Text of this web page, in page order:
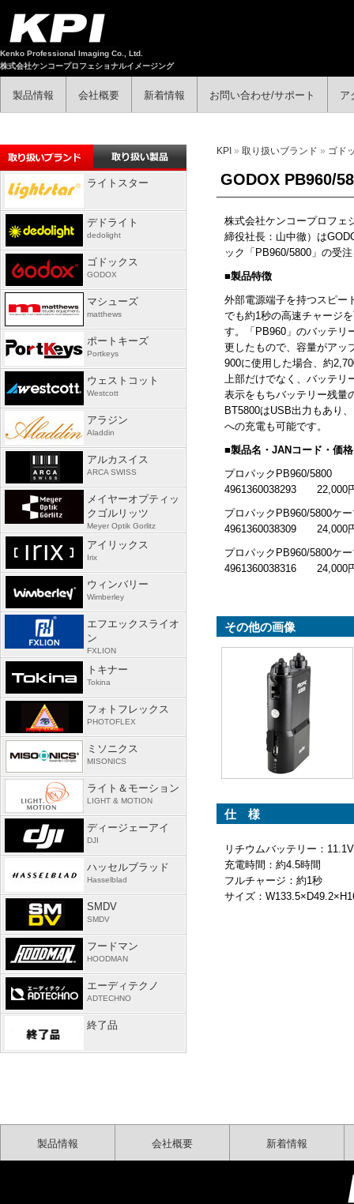
Kenko Professional Imaging Co., Ltd.
株式会社ケンコープロフェショナルイメージング
製品情報 会社概要 新着情報 お問い合わせ/サポート ア
KPI » 取り扱いブランド » ゴド
GODOX PB960/
株式会社ケンコープロフェ
締役社長：山中徹）は
ック「PB960/5800」の受
■製品特徴
外部電源端子を持つスピー
でも約1秒の高速チャージ
す。「PB960」のバッテリ
更したもので、容量がアッ
900に使用した場合、約
上部だけでなく、バッテリ
表示をもちバッテリー残量
BT5800はUSB出力もあり
への充電も可能です。
■製品名・JANコード・価格
プロパックPB960/5800
4961360038293 22,000
プロパックPB960/5800ケ
4961360038309 24,000
プロパックPB960/5800ケ
4961360038316 24,000
その他の画像
仕 様
リチウムバッテリー：
充電時間：約4.5時間
フルチャージ：約1秒
サイズ：
ライトスター
デドライト
dedolight
ゴドックス
GODOX
マシューズ
matthews
ポートキーズ
Portkeys
ウェストコット
Westcott
アラジン
Aladdin
アルカスイス
ARCA SWISS
メイヤーオプティッ
クゴルリッツ
Meyer Optik Gorlitz
アイリックス
Irix
ウィンバリー
Wimberley
エフエックスライオ
ン
FXLION
トキナー
Tokina
フォトフレックス
PHOTOFLEX
ミソニクス
MISONICS
ライト＆モーション
LIGHT & MOTION
ディージェーアイ
DJI
ハッセルブラッド
Hasselblad
SMDV
SMDV
フードマン
HOODMAN
エーディテクノ
ADTECHNO
終了品
製品情報 会社概要 新着情報